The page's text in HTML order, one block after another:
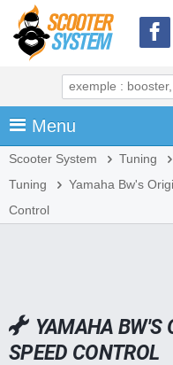
Menu
Scooter System Tuning
Tuning
Yamaha Bw's
Control
YAMAHA BW'S
SPEED CONTROL